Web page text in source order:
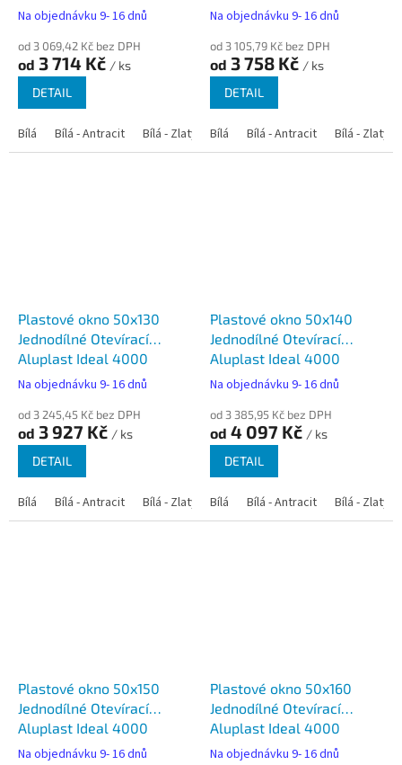
Na objednávku 9- 16 dnů
od 3 069,42 Kč bez DPH
od 3 714 Kč / ks
DETAIL
Bílá Bílá - Antracit Bílá - Zlatý dub Bílá - Tmavý dub Bílá -
Na objednávku 9- 16 dnů
od 3 105,79 Kč bez DPH
od 3 758 Kč / ks
DETAIL
Bílá Bílá - Antracit Bílá - Zlatý
Plastové okno 50x130
Jednodílné Otevírací
Aluplast Ideal 4000
Na objednávku 9- 16 dnů
od 3 245,45 Kč bez DPH
od 3 927 Kč / ks
DETAIL
Bílá Bílá - Antracit Bílá - Zlatý dub Bílá - Tmavý dub Bílá -
Plastové okno 50x140
Jednodílné Otevírací
Aluplast Ideal 4000
Na objednávku 9- 16 dnů
od 3 385,95 Kč bez DPH
od 4 097 Kč / ks
DETAIL
Bílá Bílá - Antracit Bílá - Zlatý
Plastové okno 50x150
Jednodílné Otevírací
Aluplast Ideal 4000
Na objednávku 9- 16 dnů
Plastové okno 50x160
Jednodílné Otevírací
Aluplast Ideal 4000
Na objednávku 9- 16 dnů